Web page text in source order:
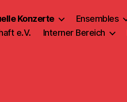
Konzerte Ensembles
e.V.
Interner Bereich